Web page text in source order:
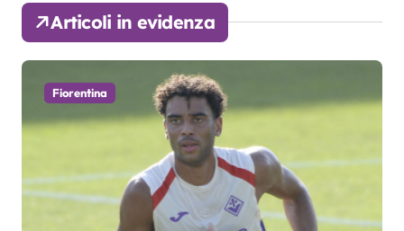
Articoli in evidenza
Fiorentina